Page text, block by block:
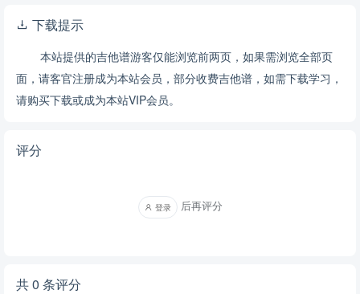
眼泪狂奔滴 落在我的 脸庞 Title B A T 4 4 × 30 313 × 13 0 × 3 0
355 × × × × × 3 5 5 5 × 3 111 2 × × × 030 × 3 S C G/B Am Em G
Dm7 G\Q–öWúx@T NÖ 72
下载提示
本站提供的吉他谱游客仅能浏览前两页，如果需浏览全部页
面，请客官注册成为本站会员，部分收费吉他谱，如需下载学习，
请购买下载或成为本站VIP会员。
评分
登录 后再评分
共 0 条评分